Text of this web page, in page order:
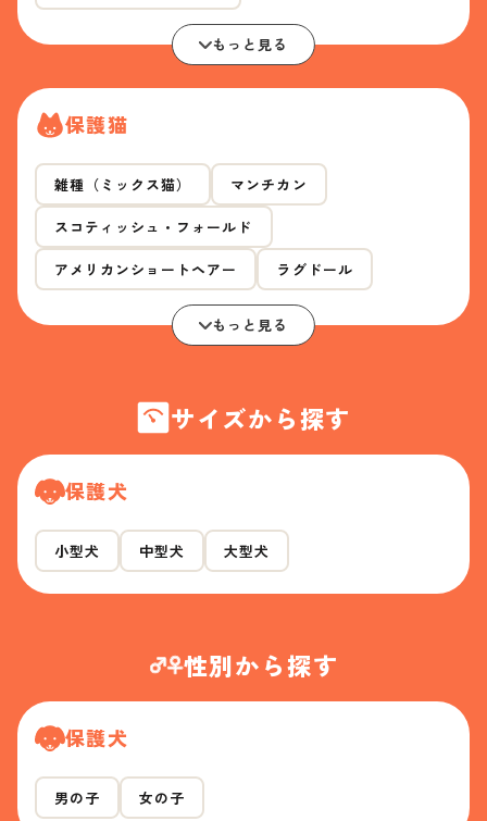
もっと見る
保護猫
雑種（ミックス猫） マンチカン
スコティッシュ・フォールド
アメリカンショートヘアー ラグドール
もっと見る
サイズから探す
保護犬
小型犬 中型犬 大型犬
性別から探す
保護犬
男の子 女の子